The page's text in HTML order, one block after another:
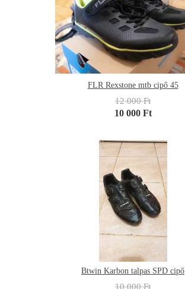
FLR Rexstone mtb cipő 45
12 000 Ft
10 000 Ft
Btwin Karbon talpas SPD cipő
10 000 Ft